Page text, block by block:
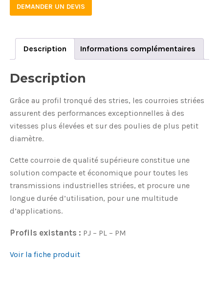
DEMANDER UN DEVIS
Description Informations complémentaires
Description
Grâce au profil tronqué des stries, les courroies striées
assurent des performances exceptionnelles à des
vitesses plus élevées et sur des poulies de plus petit
diamètre.
Cette courroie de qualité supérieure constitue une
solution compacte et économique pour toutes les
transmissions industrielles striées, et procure une
longue durée d’utilisation, pour une multitude
d’applications.
Profils existants : PJ – PL – PM
Voir la fiche produit